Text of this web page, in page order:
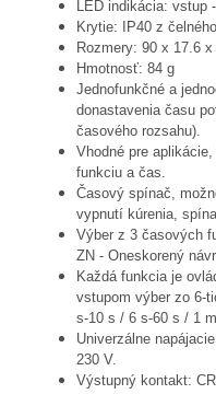
LED indikácia:
Krytie: IP40 z
Rozmery: 90 x 17.6 x
Hmotnosť: 84 g
Jednofunkčné a
donastavenia času
časového rozsahu).
Vhodné pre
funkciu a čas.
Časový spínač,
vypnutí kúrenia,
Výber z 3 časových
ZN - Oneskorený
Každá funkcia je
vstupom výber zo 6-
s-10 s / 6 s-60 s / 1
Univerzálne
230 V.
Výstupný kontakt: